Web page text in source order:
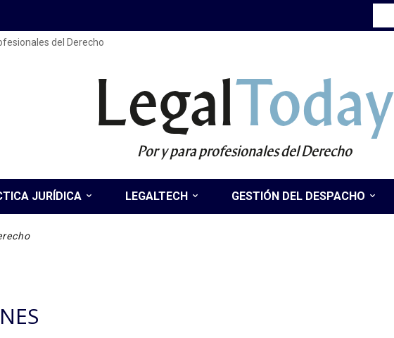
del Derecho
LegalToday
Por y para profesionales del Derecho
JURÍDICA LEGALTECH GESTIÓN DEL DESPACHO